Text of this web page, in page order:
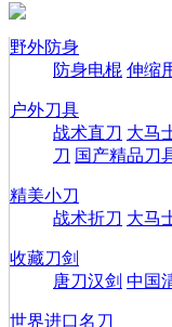
野外防身
防身电棍 伸缩
户外刀具
战术直刀 大马
刀 国产精品刀
精美小刀
战术折刀 大马
收藏刀剑
唐刀汉剑 中国
世界进口名刀